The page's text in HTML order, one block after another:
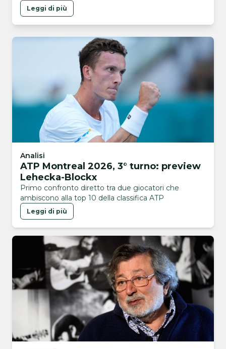
Leggi di più
Analisi
ATP Montreal 2026, 3° turno: preview
Lehecka-Blockx
Primo confronto diretto tra due giocatori che
ambiscono alla top 10 della classifica ATP
Leggi di più